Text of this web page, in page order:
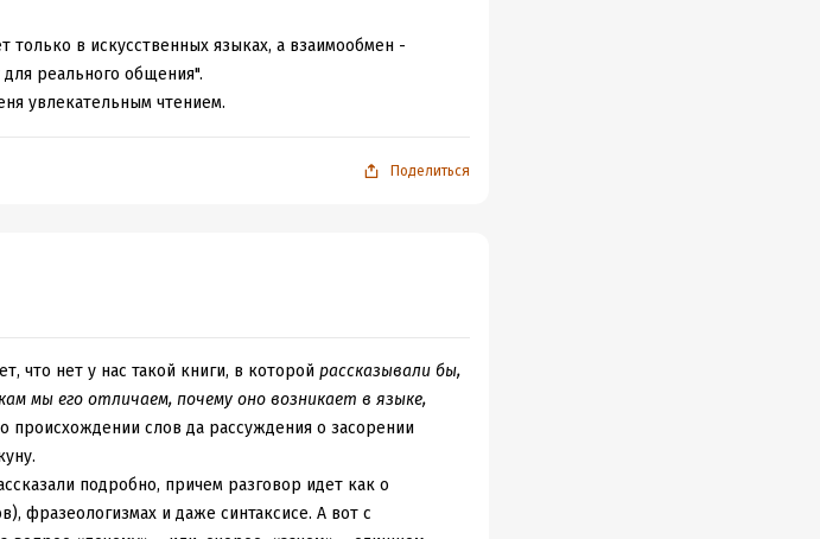
только в искусственных языках, а взаимообмен -
реального общения".
увлекательным чтением.
Поделиться
что нет у нас такой книги, в которой рассказывали бы,
мы его отличаем, почему оно возникает в языке,
происхождении слов да рассуждения о засорении
подробно, причем разговор идет как о
фразеологизмах и даже синтаксисе. А вот с